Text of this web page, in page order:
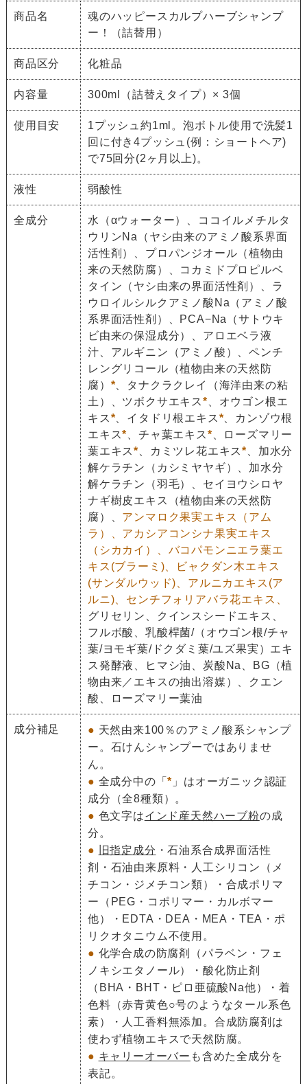
商品名
魂のハッピースカルプハーブシャンプ
ー！（詰替用）
商品区分 化粧品
内容量 300ml（詰替えタイプ）× 3個
使用目安
1プッシュ約1ml。泡ボトル使用で洗髪1
回に付き4プッシュ(例：ショートヘア)
で75回分(2ヶ月以上)。
液性 弱酸性
全成分
水（αウォーター）、ココイルメチルタ
ウリンNa（ヤシ由来のアミノ酸系界面
活性剤）、プロパンジオール（植物由
来の天然防腐）、コカミドプロピルベ
タイン（ヤシ由来の界面活性剤）、ラ
ウロイルシルクアミノ酸Na（アミノ酸
系界面活性剤）、PCA−Na（サトウキ
ビ由来の保湿成分）、アロエベラ液
汁、アルギニン（アミノ酸）、ペンチ
レングリコール（植物由来の天然防
腐） * 、タナクラクレイ（海洋由来の粘
土）、ツボクサエキス* 、オウゴン根エ
キス* 、イタドリ根エキス* 、カンゾウ根
エキス* 、チャ葉エキス* 、ローズマリー
葉エキス* 、カミツレ花エキス* 、加水分
解ケラチン（カシミヤヤギ）、加水分
解ケラチン（羽毛）、セイヨウシロヤ
ナギ樹皮エキス（植物由来の天然防
腐）、 アンマロク果実エキス（アム
ラ）、アカシアコンシナ果実エキス
（シカカイ）、バコパモンニエラ葉エ
キス(ブラーミ)、ビャクダン木エキス
(サンダルウッド)、アルニカエキス(ア
ルニ)、センチフォリアバラ花エキス、
グリセリン、クインスシードエキス、
フルボ酸、乳酸桿菌/（オウゴン根/チャ
葉/ヨモギ葉/ドクダミ葉/ユズ果実）エキ
ス発酵液、ヒマシ油、炭酸Na、BG（植
物由来／エキスの抽出溶媒）、クエン
酸、ローズマリー葉油
成分補足 ● 天然由来100％のアミノ酸系シャンプ
ー。石けんシャンプーではありませ
ん。
● 全成分中の「* 」はオーガニック認証
成分（全8種類）。
● 色文字はインド産天然ハーブ粉の成
分。
●
旧指定成分 ・石油系合成界面活性
剤・石油由来原料・人工シリコン（メ
チコン・ジメチコン類）・合成ポリマ
ー（PEG・コポリマー・カルボマー
他）・EDTA・DEA・MEA・TEA・ポ
リクオタニウム不使用。
● 化学合成の防腐剤（パラベン・フェ
ノキシエタノール）・酸化防止剤
（BHA・BHT・ピロ亜硫酸Na他）・着
色料（赤青黄色○号のようなタール系色
素）・人工香料無添加。合成防腐剤は
使わず植物エキスで天然防腐。
● キャリーオーバー も含めた全成分を
表記。